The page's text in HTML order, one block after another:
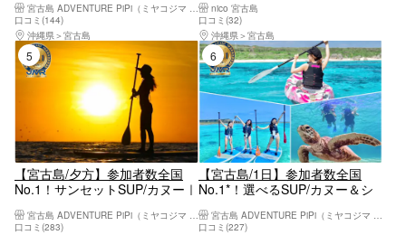
コース！写真データ&島内送迎
無料！
口コミ(144)
沖縄県
宮古島
ノーケリング＆SUPツアー】遭
遇率100%継続中！｜写真無料
｜初心者歓迎《女性ガイド多
数》
nico 宮古島
口コミ(32)
沖縄県
宮古島
5位
【宮古島/夕方】参加者数全国
No.1！サンセットSUP/カヌー｜
込み＜予約特典あり＞
宮古島 ADVENTURE PiPi（ミヤコジマ アドベンチャー ピピ）
口コミ(283)
6位
【宮古島/1日】参加者数全国
No.1*！選べるSUP/カヌー＆シ
送迎・機材込み
宮古島 ADVENTURE PiPi（ミヤコジマ アドベンチャー ピピ）
口コミ(227)